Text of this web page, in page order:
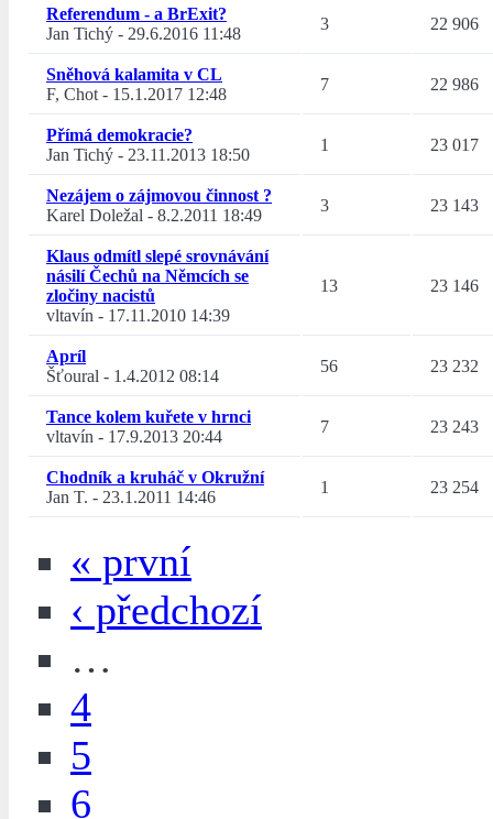
Referendum - a BrExit?
Jan Tichý - 29.6.2016 11:48
3 22 906
Sněhová kalamita v CL
F, Chot- 15.1.2017 12:48
7 22 986
Přímá demokracie?
Jan Tichý - 23.11.2013 18:50
1 23 017
Nezájem o zájmovou činnost ?
Karel Doležal - 8.2.2011 18:49
3 23 143
Klaus odmítl slepé srovnávání
násilí Čechů na Němcích se
zločiny nacistů
vltavín - 17.11.2010 14:39
13 23 146
Apríl
Šťoural - 1.4.2012 08:14
56 23 232
Tance kolem kuřete v hrnci
vltavín - 17.9.2013 20:44
7 23 243
Chodník a kruháč v Okružní
Jan T. - 23.1.2011 14:46
1 23 254
« první
‹ předchozí
…
4
5
6